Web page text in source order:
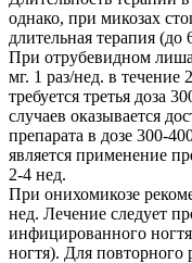
однако, при микозах
длительная терапия (до
При отрубевидном
мг. 1 раз/нед. в
требуется третья доза
случаев оказывается
препарата в дозе 300-
является применение
2-4 нед.
При онихомикозе
нед. Лечение следует
инфицированного
ногтя). Для повторного